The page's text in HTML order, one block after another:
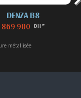
DENZA B8
869 900 DH *
métallisée